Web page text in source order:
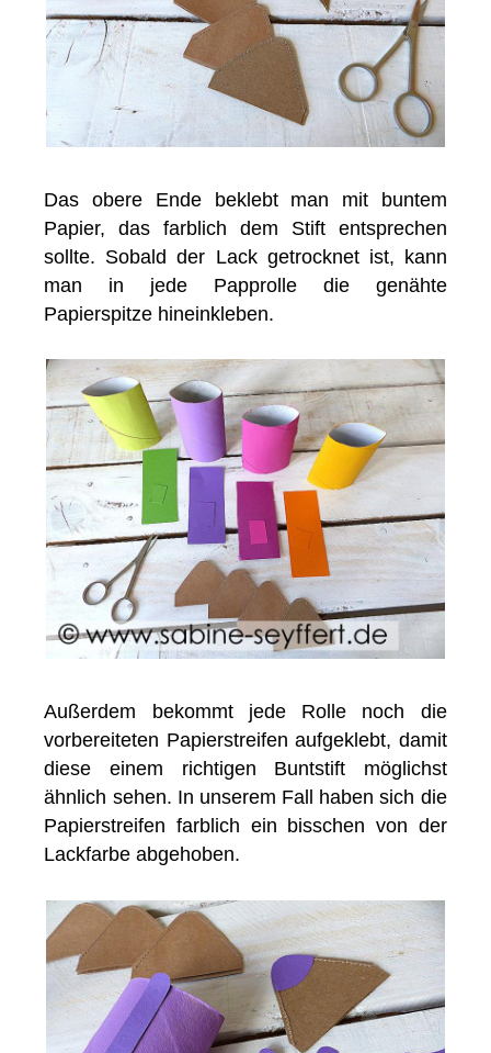
Das obere Ende beklebt man mit buntem
Papier, das farblich dem Stift entsprechen
sollte. Sobald der Lack getrocknet ist, kann
man in jede Papprolle die genähte
Papierspitze hineinkleben.
Außerdem bekommt jede Rolle noch die
vorbereiteten Papierstreifen aufgeklebt, damit
diese einem richtigen Buntstift möglichst
ähnlich sehen. In unserem Fall haben sich die
Papierstreifen farblich ein bisschen von der
Lackfarbe abgehoben.